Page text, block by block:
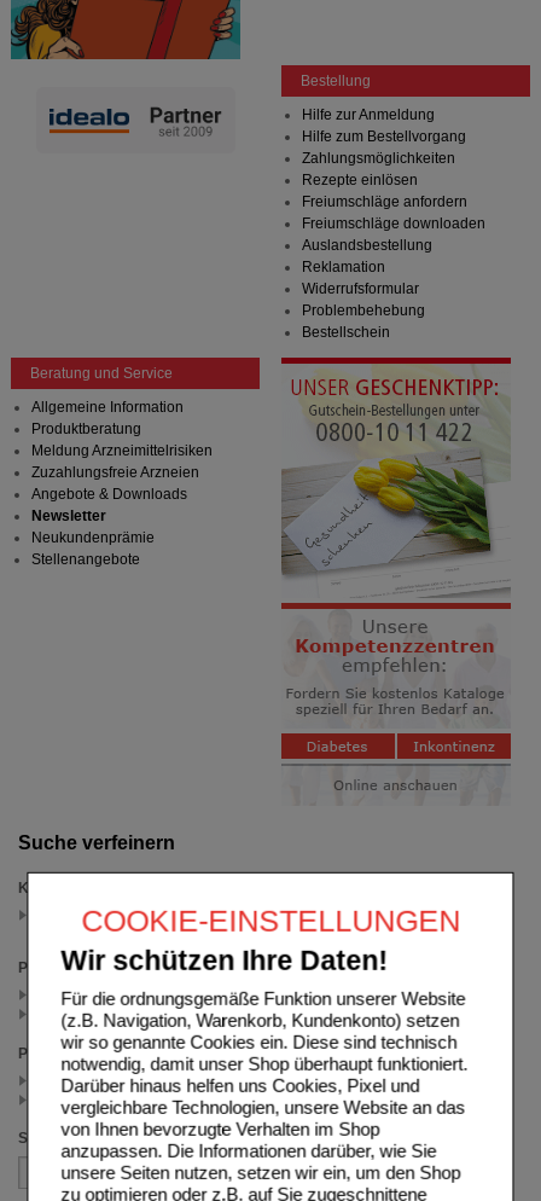
COOKIE-EINSTELLUNGEN
Wir schützen Ihre Daten!
Für die ordnungsgemäße Funktion unserer Website
(z.B. Navigation, Warenkorb, Kundenkonto) setzen
wir so genannte Cookies ein. Diese sind technisch
notwendig, damit unser Shop überhaupt funktioniert.
Darüber hinaus helfen uns Cookies, Pixel und
vergleichbare Technologien, unsere Website an das
von Ihnen bevorzugte Verhalten im Shop
anzupassen. Die Informationen darüber, wie Sie
unsere Seiten nutzen, setzen wir ein, um den Shop
zu optimieren oder z.B. auf Sie zugeschnittene
Suche verfeinern
Kategorien
Laxatan
(auswahl entfernen)
Packungsgröße
24 St (1)
10 St (1)
Preis
< 12.50 (1)
>= 12.50 (1)
Sortieren nach
Bestellung
Hilfe zur Anmeldung
Hilfe zum Bestellvorgang
Zahlungsmöglichkeiten
Rezepte einlösen
Freiumschläge anfordern
Freiumschläge downloaden
Auslandsbestellung
Reklamation
Widerrufsformular
Problembehebung
Bestellschein
Beratung und Service
Allgemeine Information
Produktberatung
Meldung Arzneimittelrisiken
Zuzahlungsfreie Arzneien
Angebote & Downloads
Newsletter
Neukundenprämie
Stellenangebote